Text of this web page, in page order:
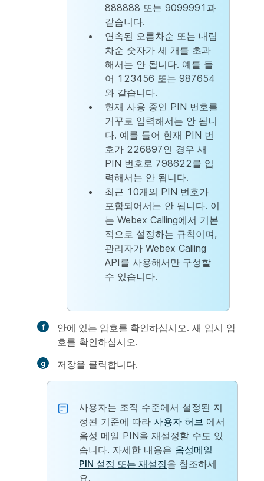
888888 또는 9099991과
같습니다.
연속된 오름차순 또는 내림
차순 숫자가 세 개를 초과
해서는 안 됩니다. 예를 들
어 123456 또는 987654
와 같습니다.
현재 사용 중인 PIN 번호를
거꾸로 입력해서는 안 됩니
다. 예를 들어 현재 PIN 번
호가 226897인 경우 새
PIN 번호로 798622를 입
력해서는 안 됩니다.
최근 10개의 PIN 번호가
포함되어서는 안 됩니다. 이
는 Webex Calling에서 기본
적으로 설정하는 규칙이며,
관리자가 Webex Calling
API를 사용해서만 구성할
수 있습니다.
안에 있는 암호를 확인하십시오. 새 임시 암
호를 확인하십시오.
저장을 클릭합니다.
사용자는 조직 수준에서 설정된 지
정된 기준에 따라 사용자 허브 에서
음성 메일 PIN을 재설정할 수도 있
습니다. 자세한 내용은 음성메일
PIN 설정 또는 재설정을 참조하세
요.